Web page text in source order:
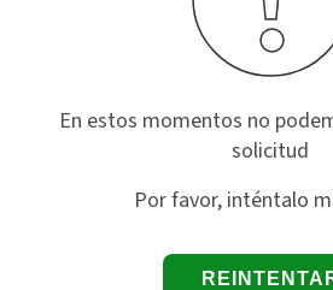
En estos momentos no
solicitud
Por favor, inténtalo